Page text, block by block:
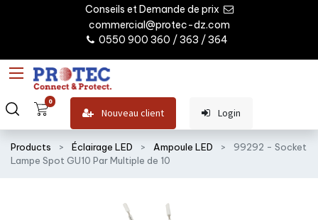
Conseils et Demande de prix
commercial@protec-dz.com
0550 900 360 / 363 / 364
0
Nouveau client Login
Products Éclairage LED Ampoule LED
99292 - Socket
Lampe Spot GU10 Par Multiple de 10